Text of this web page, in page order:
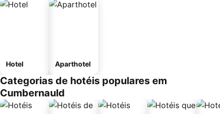
Hotel Aparthotel
Categorias de hotéis populares em
Cumbernauld